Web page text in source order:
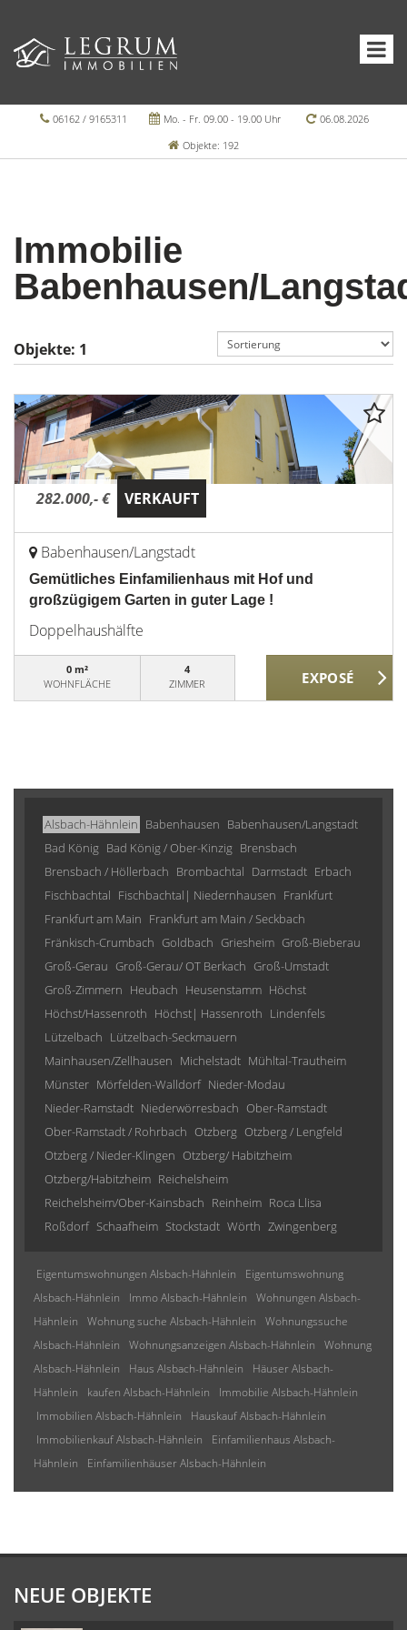
06162 / 9165311 Mo. - Fr. 09.00 - 19.00 Uhr
06.08.2026
Objekte: 192
Immobilie
Babenhausen/
Objekte: 1
282.000,- € VERKAUFT
Babenhausen/Langstadt
Gemütliches Einfamilienhaus mit Hof und
großzügigem Garten in guter Lage !
Doppelhaushälfte
0 m²
WOHNFLÄCHE
4
ZIMMER
Alsbach-Hähnlein Babenhausen Babenhausen/Langstadt
Bad König Bad König / Ober-Kinzig Brensbach
Brensbach / Höllerbach Brombachtal Darmstadt Erbach
Fischbachtal Fischbachtal| Niedernhausen Frankfurt
Frankfurt am Main Frankfurt am Main / Seckbach
Fränkisch-Crumbach Goldbach Griesheim Groß-Bieberau
Groß-Gerau Groß-Gerau/ OT Berkach Groß-Umstadt
Groß-Zimmern Heubach Heusenstamm Höchst
Höchst/Hassenroth Höchst| Hassenroth Lindenfels
Lützelbach Lützelbach-Seckmauern
Mainhausen/Zellhausen Michelstadt Mühltal-Trautheim
Münster Mörfelden-Walldorf Nieder-Modau
Nieder-Ramstadt Niederwörresbach Ober-Ramstadt
Ober-Ramstadt / Rohrbach Otzberg Otzberg / Lengfeld
Otzberg / Nieder-Klingen Otzberg/ Habitzheim
Otzberg/Habitzheim Reichelsheim
Reichelsheim/Ober-Kainsbach Reinheim Roca Llisa
Roßdorf Schaafheim Stockstadt Wörth Zwingenberg
Eigentumswohnungen Alsbach-Hähnlein
Eigentumswohnung
Alsbach-Hähnlein
Immo Alsbach-Hähnlein
Wohnungen Alsbach-
Hähnlein
Wohnung suche Alsbach-Hähnlein
Wohnungssuche
Alsbach-Hähnlein
Wohnungsanzeigen Alsbach-Hähnlein
Wohnung
Alsbach-Hähnlein
Haus Alsbach-Hähnlein
Häuser Alsbach-
Hähnlein
kaufen Alsbach-Hähnlein
Immobilie Alsbach-Hähnlein
Immobilien Alsbach-Hähnlein
Hauskauf Alsbach-Hähnlein
Immobilienkauf Alsbach-Hähnlein
Einfamilienhaus Alsbach-
Hähnlein
Einfamilienhäuser Alsbach-Hähnlein
NEUE OBJEKTE